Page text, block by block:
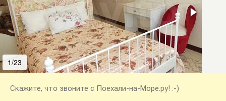
1/23
Скажите, что звоните с Поехали-на-Море.ру! :-)